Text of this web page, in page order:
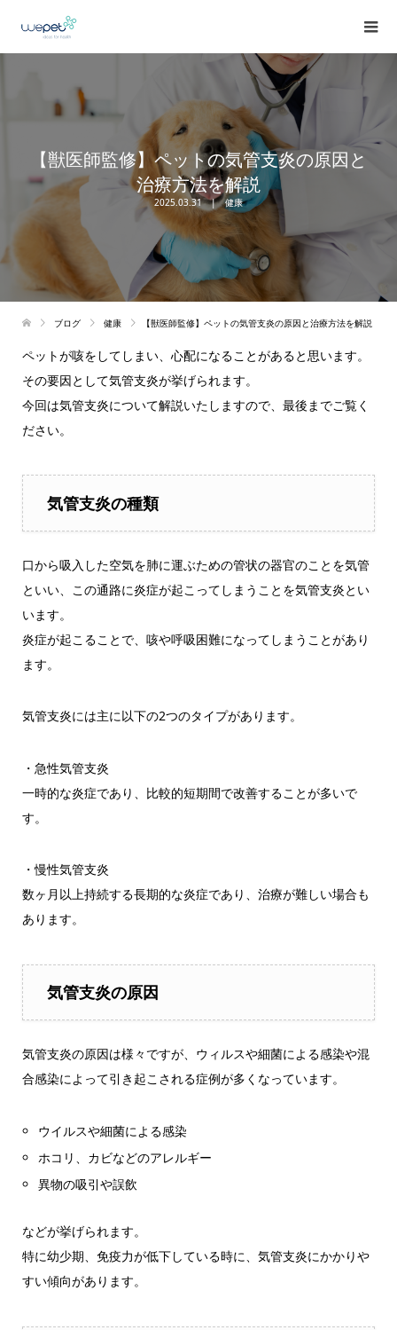
【獣医師監修】ペットの気管支炎の原因と
治療方法を解説
2025.03.31 健康
ブログ 健康 【獣医師監修】ペットの気管支炎の原因と治療方法を解説
ペットが咳をしてしまい、心配になることがあると思います。
その要因として気管支炎が挙げられます。
今回は気管支炎について解説いたしますので、最後までご覧く
ださい。
気管支炎の種類
口から吸入した空気を肺に運ぶための管状の器官のことを気管
といい、この通路に炎症が起こってしまうことを気管支炎とい
います。
炎症が起こることで、咳や呼吸困難になってしまうことがあり
ます。
気管支炎には主に以下の2つのタイプがあります。
・急性気管支炎
一時的な炎症であり、比較的短期間で改善することが多いで
す。
・慢性気管支炎
数ヶ月以上持続する長期的な炎症であり、治療が難しい場合も
あります。
気管支炎の原因
気管支炎の原因は様々ですが、ウィルスや細菌による感染や混
合感染によって引き起こされる症例が多くなっています。
ウイルスや細菌による感染
ホコリ、カビなどのアレルギー
異物の吸引や誤飲
などが挙げられます。
特に幼少期、免疫力が低下している時に、気管支炎にかかりや
すい傾向があります。